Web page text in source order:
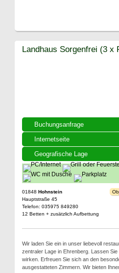
Buchungsanfrage
Internetseite
Geografische Lage
Landhaus Sorgenfrei (3 x
01848 Hohnstein
Hauptstraße 45
Telefon: 035975 849280
12 Betten + zusätzlich Aufbettung
Wir laden Sie ein in unser liebevoll
zentraler Lage in Ehrenberg. Lassen
wirken. Erfreuen Sie sich an den
ausgestatteten Zimmern. Wir bieten